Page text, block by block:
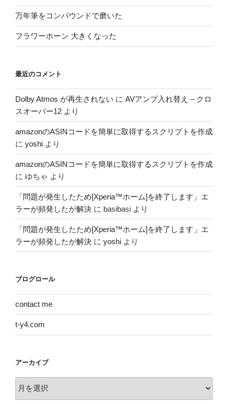
万年筆をコンパウンドで磨いた
フラワーホーン 大きくなった
最近のコメント
Dolby Atmos が再生されない に AVアンプ入れ替え – クロ
スオーバー12 より
amazonのASINコードを簡単に取得するスクリプトを作成
に yoshi より
amazonのASINコードを簡単に取得するスクリプトを作成
に ゆちゃ より
「問題が発生したため[Xperia™ホーム]を終了します」エ
ラーが頻発したが解決 に basibasi より
「問題が発生したため[Xperia™ホーム]を終了します」エ
ラーが頻発したが解決 に yoshi より
ブログロール
contact me
t-y4.com
アーカイブ
ー